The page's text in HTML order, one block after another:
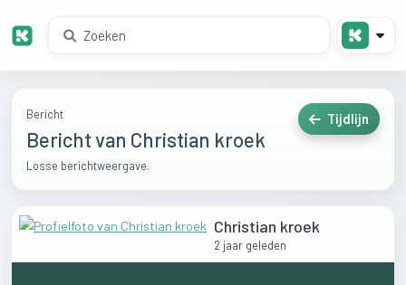
Bericht
Bericht van Christian kroek
Losse berichtweergave.
Tijdlijn
Christian kroek
2 jaar geleden